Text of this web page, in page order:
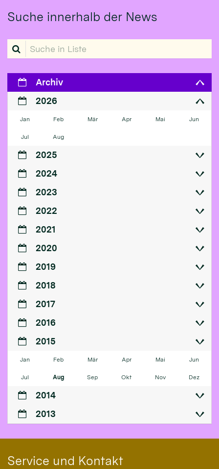
Suche innerhalb der News
Suche in Liste
Archiv
2026
Jan Feb Mär Apr Mai Jun
Jul Aug
2025
2024
2023
2022
2021
2020
2019
2018
2017
2016
2015
Jan Feb Mär Apr Mai Jun
Jul Aug Sep Okt Nov Dez
2014
2013
Service und Kontakt